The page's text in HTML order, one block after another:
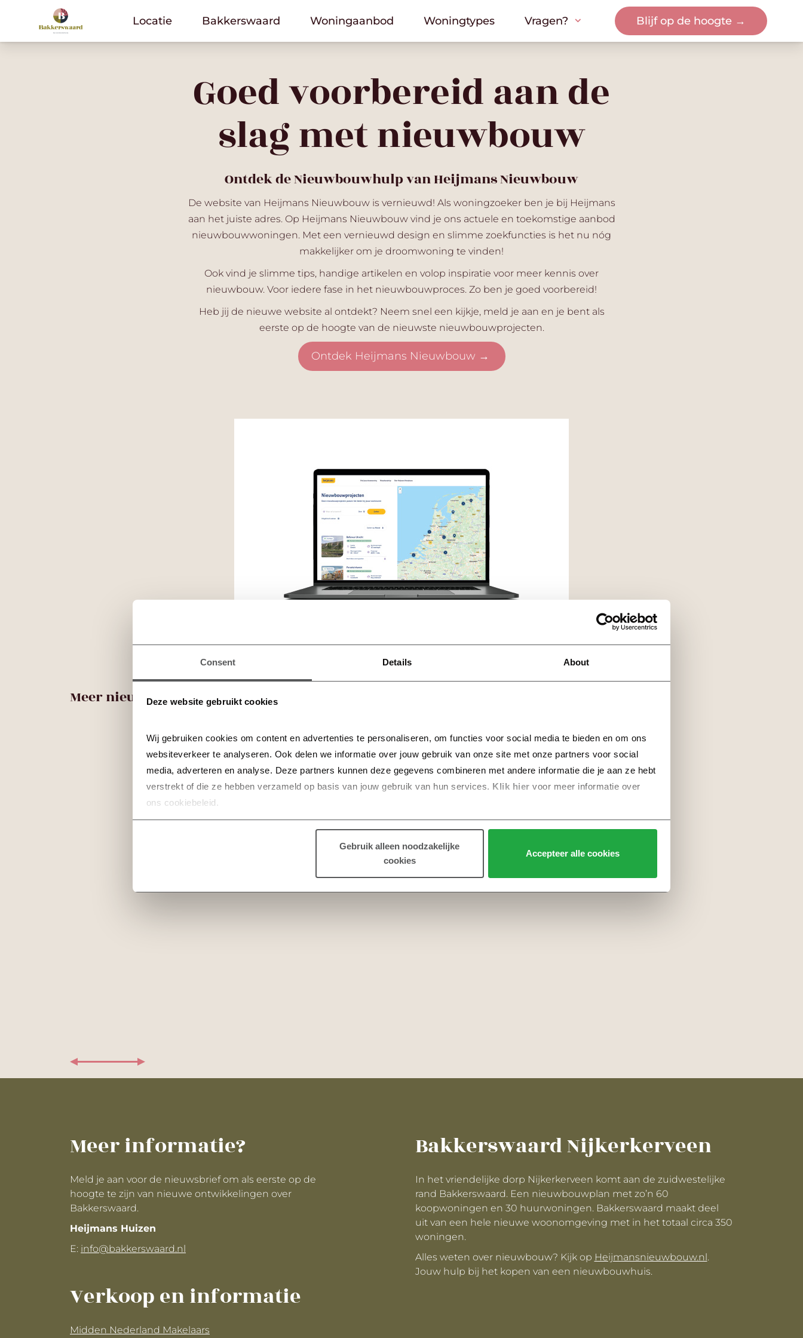
Consent Details About
Deze website gebruikt cookies
Wij gebruiken cookies om content en advertenties te personaliseren, om functies voor social media te bieden en om ons
websiteverkeer te analyseren. Ook delen we informatie over jouw gebruik van onze site met onze partners voor social
media, adverteren en analyse. Deze partners kunnen deze gegevens combineren met andere informatie die je aan ze hebt
verstrekt of die ze hebben verzameld op basis van jouw gebruik van hun services. Klik hier voor meer informatie over
ons cookiebeleid.
Gebruik alleen noodzakelijke
cookies
Accepteer alle cookies
Locatie Bakkerswaard Woningaanbod Woningtypes Vragen? Blijf op de hoogte →
Goed voorbereid aan de
slag met nieuwbouw
Ontdek de Nieuwbouwhulp van Heijmans Nieuwbouw
De website van Heijmans Nieuwbouw is vernieuwd! Als woningzoeker ben je bij Heijmans
aan het juiste adres. Op Heijmans Nieuwbouw vind je ons actuele en toekomstige aanbod
nieuwbouwwoningen. Met een vernieuwd design en slimme zoekfuncties is het nu nóg
makkelijker om je droomwoning te vinden!
Ook vind je slimme tips, handige artikelen en volop inspiratie voor meer kennis over
nieuwbouw. Voor iedere fase in het nieuwbouwproces. Zo ben je goed voorbereid!
Heb jij de nieuwe website al ontdekt? Neem snel een kijkje, meld je aan en je bent als
eerste op de hoogte van de nieuwste nieuwbouwprojecten.
Ontdek Heijmans Nieuwbouw →​
Meer nieuws
Meer informatie?
Meld je aan voor de nieuwsbrief om als eerste op de
hoogte te zijn van nieuwe ontwikkelingen over
Bakkerswaard.
Heijmans Huizen
E: info@bakkerswaard.nl
Verkoop en informatie
Midden Nederland Makelaars
Bakkerswaard Nijkerkerveen
In het vriendelijke dorp Nijkerkerveen komt aan de zuidwestelijke
rand Bakkerswaard. Een nieuwbouwplan met zo’n 60
koopwoningen en 30 huurwoningen. Bakkerswaard maakt deel
uit van een hele nieuwe woonomgeving met in het totaal circa 350
woningen.
Alles weten over nieuwbouw? Kijk op Heijmansnieuwbouw.nl.
Jouw hulp bij het kopen van een nieuwbouwhuis.
Locatie Bakkerswaard Woningaanbod Woningtypes Vragen? Blijf op de hoogte →